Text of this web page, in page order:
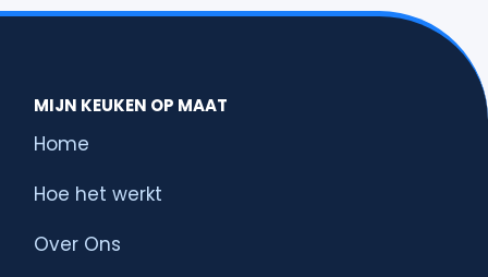
MIJN KEUKEN OP MAAT
Home
Hoe het werkt
Over Ons